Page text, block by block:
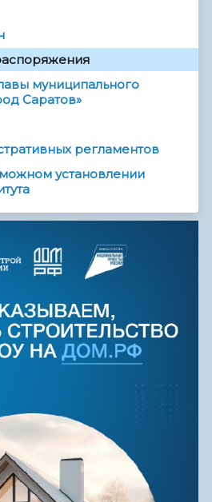
муниципального
Саратов»
регламентов
установлении